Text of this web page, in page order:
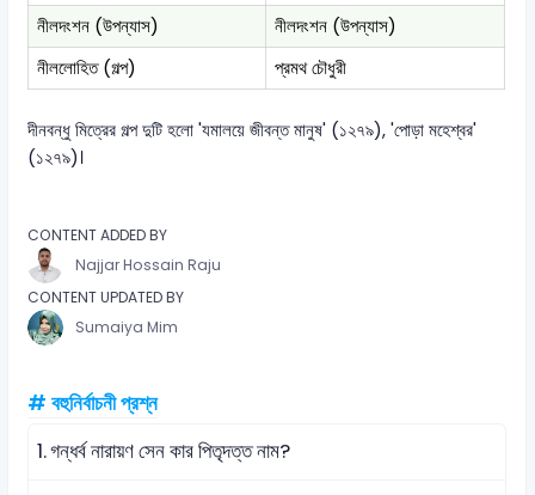
নীলদংশন (উপন্যাস)
নীলদংশন (উপন্যাস)
নীললোহিত (গল্প)
প্রমথ চৌধুরী
দীনবন্ধু মিত্রের গল্প দুটি হলো 'যমালয়ে জীবন্ত মানুষ' (১২৭৯), 'পোড়া মহেশ্বর'
(১২৭৯)।
CONTENT ADDED BY
Najjar Hossain Raju
CONTENT UPDATED BY
Sumaiya Mim
# বহুনির্বাচনী প্রশ্ন
1.গন্ধর্ব নারায়ণ সেন কার পিতৃদত্ত নাম?